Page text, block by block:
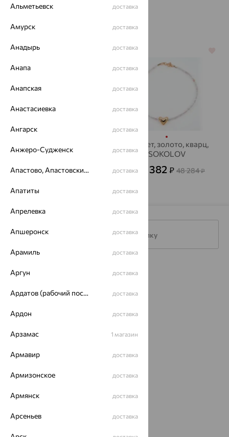
Похожие изделия
64%
MAGIC STONES
74 933₽ 208 146
64%
Браслет, золото, кварц,
SOKOLOV
от 17 382 ₽ 48 284₽
Подписаться на рассылку
Каталог
Акции
Магазины
ул. Зегеля, 27/2
8 (800) 250-02-30
Альметьевск доставка
Амурск доставка
Анадырь доставка
Анапа доставка
Анапская доставка
Анастасиевка доставка
Ангарск доставка
Анжеро-Судженск доставка
Апастово, Апастовский район доставка
Апатиты доставка
Апрелевка доставка
Апшеронск доставка
Арамиль доставка
Аргун доставка
Ардатов (рабочий поселок) доставка
Ардон доставка
Арзамас 1 магазин
Армавир доставка
Армизонское доставка
Армянск доставка
Арсеньев доставка